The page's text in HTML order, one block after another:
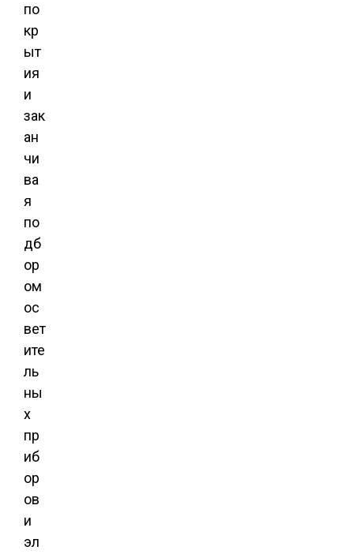
по
кр
ыт
ия
и
зак
ан
чи
ва
я
по
дб
ор
ом
ос
вет
ите
ль
ны
х
пр
иб
ор
ов
и
эл